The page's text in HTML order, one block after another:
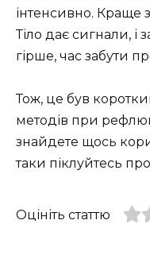
інтенсивно. Краще
Тіло дає сигнали, і
гірше, час забути
Тож, це був
методів при
знайдете щось
таки піклуйтесь
Оцініть статтю